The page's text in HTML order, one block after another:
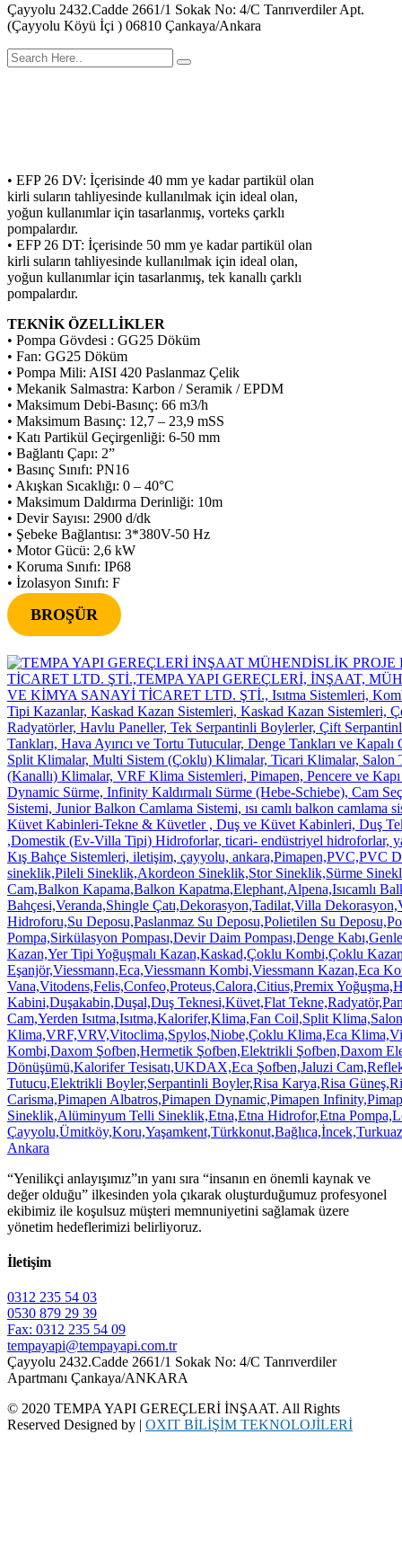
Çayyolu 2432.Cadde 2661/1 Sokak No: 4/C Tanrıverdiler Apt.
(Çayyolu Köyü İçi ) 06810 Çankaya/Ankara
• EFP 26 DV: İçerisinde 40 mm ye kadar partikül olan
kirli suların tahliyesinde kullanılmak için ideal olan,
yoğun kullanımlar için tasarlanmış, vorteks çarklı
pompalardır.
• EFP 26 DT: İçerisinde 50 mm ye kadar partikül olan
kirli suların tahliyesinde kullanılmak için ideal olan,
yoğun kullanımlar için tasarlanmış, tek kanallı çarklı
pompalardır.
TEKNİK ÖZELLİKLER
• Pompa Gövdesi : GG25 Döküm
• Fan: GG25 Döküm
• Pompa Mili: AISI 420 Paslanmaz Çelik
• Mekanik Salmastra: Karbon / Seramik / EPDM
• Maksimum Debi-Basınç: 66 m3/h
• Maksimum Basınç: 12,7 – 23,9 mSS
• Katı Partikül Geçirgenliği: 6-50 mm
• Bağlantı Çapı: 2”
• Basınç Sınıfı: PN16
• Akışkan Sıcaklığı: 0 – 40°C
• Maksimum Daldırma Derinliği: 10m
• Devir Sayısı: 2900 d/dk
• Şebeke Bağlantısı: 3*380V-50 Hz
• Motor Gücü: 2,6 kW
• Koruma Sınıfı: IP68
• İzolasyon Sınıfı: F
BROŞÜR
“Yenilikçi anlayışımız”ın yanı sıra “insanın en önemli kaynak ve
değer olduğu” ilkesinden yola çıkarak oluşturduğumuz profesyonel
ekibimiz ile koşulsuz müşteri memnuniyetini sağlamak üzere
yönetim hedeflerimizi belirliyoruz.
İletişim
0312 235 54 03
0530 879 29 39
Fax: 0312 235 54 09
tempayapi@tempayapi.com.tr
Çayyolu 2432.Cadde 2661/1 Sokak No: 4/C Tanrıverdiler
Apartmanı Çankaya/ANKARA
© 2020 TEMPA YAPI GEREÇLERİ İNŞAAT. All Rights
Reserved Designed by | OXIT BİLİŞİM TEKNOLOJİLERİ